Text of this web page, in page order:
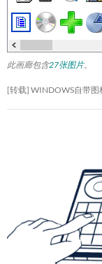
此画廊包含27张图片。
[转载] WINDOWS自带图